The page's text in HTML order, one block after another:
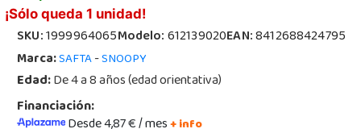
¡Sólo queda 1 unidad!
SKU:1999964065Modelo:612139020EAN:8412688424795
Marca:SAFTA-SNOOPY
Edad:De 4 a 8 años (edad orientativa)
Financiación: